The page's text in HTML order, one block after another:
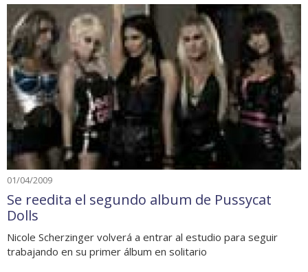
01/04/2009
Se reedita el segundo album de Pussycat
Dolls
Nicole Scherzinger volverá a entrar al estudio para seguir
trabajando en su primer álbum en solitario